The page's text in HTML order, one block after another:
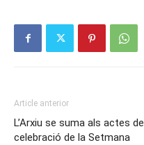
Article anterior
L’Arxiu se suma als actes de
celebració de la Setmana